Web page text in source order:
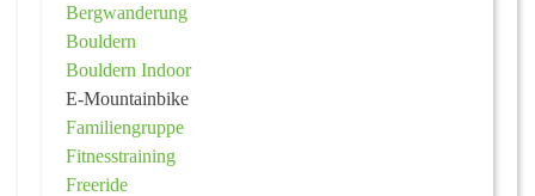
Bergwanderung
Bouldern
Bouldern Indoor
E-Mountainbike
Familiengruppe
Fitnesstraining
Freeride